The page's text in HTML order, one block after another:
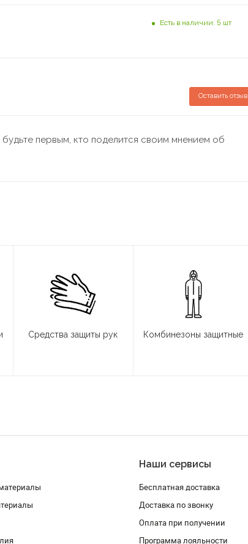
Есть в наличии: 5 шт
Оставить отзыв
первым, кто поделится своим мнением об
Средства защиты рук Комбинезоны защитные
Наши сервисы
Бесплатная доставка
Доставка по звонку
Оплата при получении
Программа лояльности